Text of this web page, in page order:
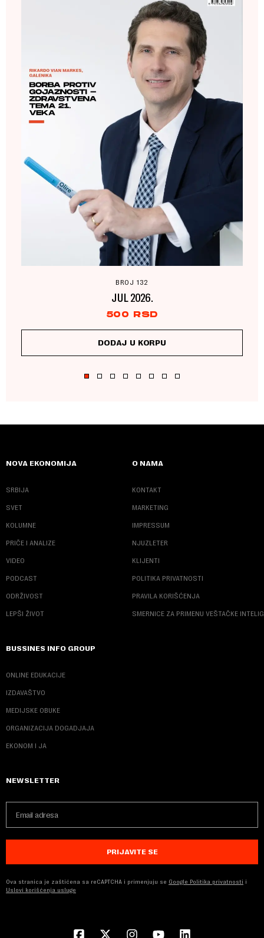
BROJ 132
JUL 2026.
500 RSD
DODAJ U KORPU
NOVA EKONOMIJA
SRBIJA
SVET
KOLUMNE
PRIČE I ANALIZE
VIDEO
PODCAST
ODRŽIVOST
LEPŠI ŽIVOT
O NAMA
KONTAKT
MARKETING
IMPRESSUM
NJUZLETER
KLIJENTI
POLITIKA PRIVATNOSTI
PRAVILA KORIŠĆENJA
SMERNICE ZA PRIMENU VEŠTAČKE
BUSSINES INFO GROUP
ONLINE EDUKACIJE
IZDAVAŠTVO
MEDIJSKE OBUKE
ORGANIZACIJA DOGADJAJA
EKONOM I JA
NEWSLETTER
PRIJAVITE SE
Ova stranica je zaštićena sa reCAPTCHA i primenjuju se Google Politika privatnosti i
Uslovi korišćenja usluge